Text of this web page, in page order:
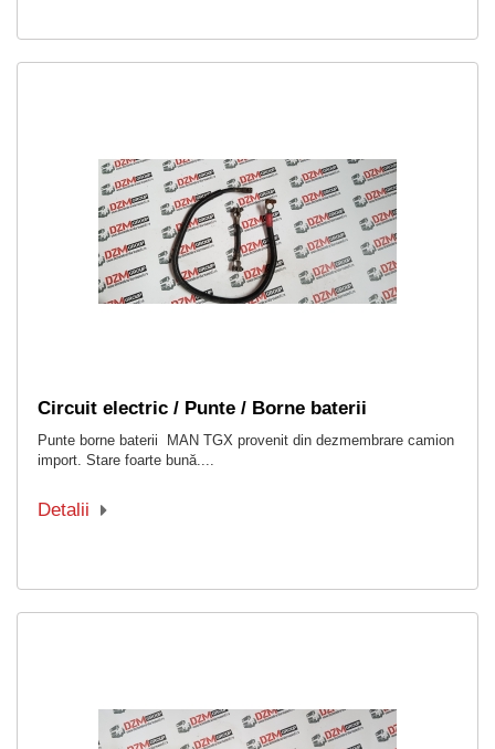
Circuit electric / Punte / Borne baterii
Punte borne baterii MAN TGX provenit din dezmembrare camion
import. Stare foarte bună....
Detalii